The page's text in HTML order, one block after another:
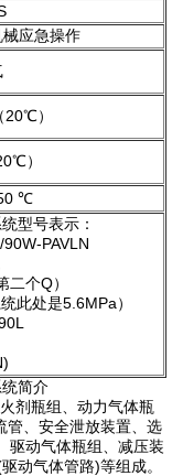
应急操作
20℃）
）
℃
型号表示：
PAVLN
个Q）
此处是5.6MPa）
简介
剂瓶组、动力气体瓶
管、安全泄放装置、选
驱动气体瓶组、减压装
动气体管路)等组成。